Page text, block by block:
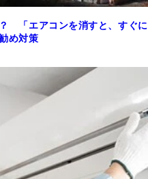
「エアコンを消すと、すぐに
め対策